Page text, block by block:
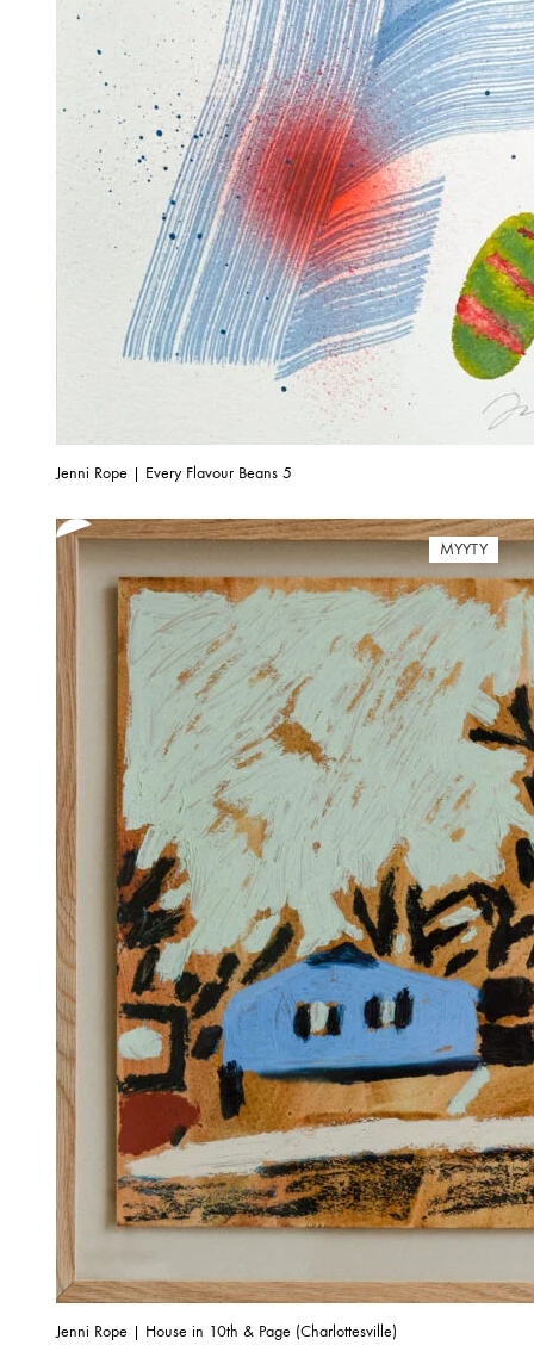
Jenni Rope | Every Flavour Beans 5
MYYTY
Jenni Rope | House in 10th & Page (Charlottesville)